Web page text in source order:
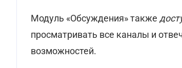
Модуль «Обсуждения» также
просматривать все каналы и
возможностей.